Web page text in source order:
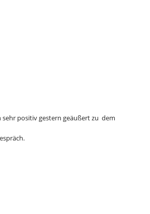
sehr positiv gestern geäußert zu dem